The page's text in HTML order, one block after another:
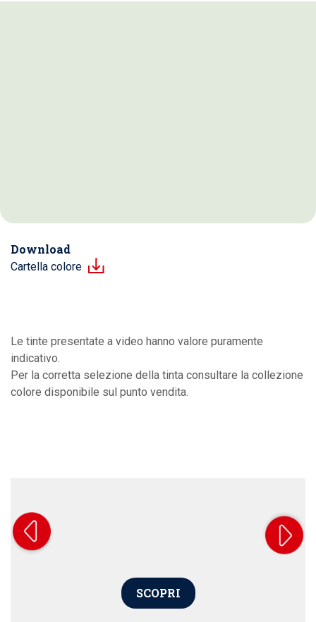
Download
Cartella colore
Le tinte presentate a video hanno valore puramente
indicativo.
Per la corretta selezione della tinta consultare la collezione
colore disponibile sul punto vendita.
SCOPRI